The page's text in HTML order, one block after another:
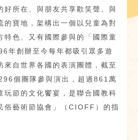
好所在、與朋友共享歡笑聲、與
的寶地，架構出一個以兒童為對
特色、又有國際參與的「國際童
年創辦至今每年都吸引眾多遊
來自世界各國的表演團體，截至
個團隊參與演出，超過861萬
玩節的文化饗宴，是聯合國教科
俗藝術節協會」（CIOFF）的指